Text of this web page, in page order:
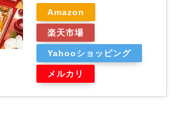
Amazon
楽天市場
Yahooショッピング
メルカリ